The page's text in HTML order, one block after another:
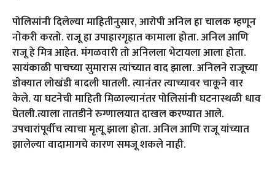
पोलिसांनी दिलेल्या माहितीनुसार, आरोपी अनिल हा चालक म्हणून
नाेकरी करतो. राजू हा उपाहारगृहात कामाला होता. अनिल आणि
राजू हे मित्र आहेत. मंगळवारी तो अनिलला भेटायला आला होता.
सायंकाळी पाचच्या सुमारास त्यांच्यात वाद झाला. अनिलने राजूच्या
डाेक्यात लोखंडी बादली घातली. त्यानंतर त्याच्यावर चाकूने वार
केले. या घटनेची माहिती मिळाल्यानंतर पोलिसांनी घटनास्थळी धाव
घेतली.त्याला तातडीने रुग्णालयात दाखल करण्यात आले.
उपचारांपूर्वीच त्याचा मृत्यू झाला होता. अनिल आणि राजू यांच्यात
झालेल्या वादामागचे कारण समजू शकले नाही.